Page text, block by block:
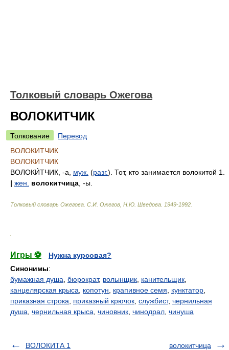
Толковый словарь Ожегова
ВОЛОКИТЧИК
Толкование
Перевод
ВОЛОКИТЧИК
ВОЛОКИТЧИК
ВОЛОКИ́ТЧИК , -а, муж. (разг.). Тот, кто занимается волокитой 1.
| жен. волокитчица , -ы.
Толковый словарь Ожегова С.И. Ожегов, Н.Ю. Шведова. 1949-1992
Игры ⚽
Нужна курсовая?
Синонимы:
бумажная душа бюрократ, волынщик канительщик
канцелярская крыса
копотун крапивное семя кунктатор
приказная строка
приказный крючок службист, чернильная
душа чернильная крыса чиновник чинодрал чинуша
ВОЛОКИТА 1 волокитчица